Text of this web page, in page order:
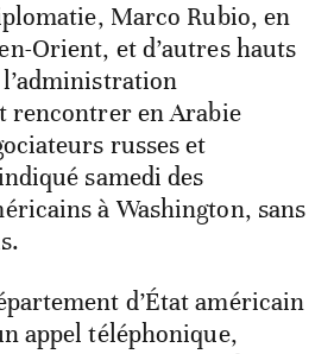
Marco Rubio, en
Orient, et d’autres hauts
rencontrer en Arabie
russes et
samedi des
à Washington, sans
d’État américain
appel téléphonique,